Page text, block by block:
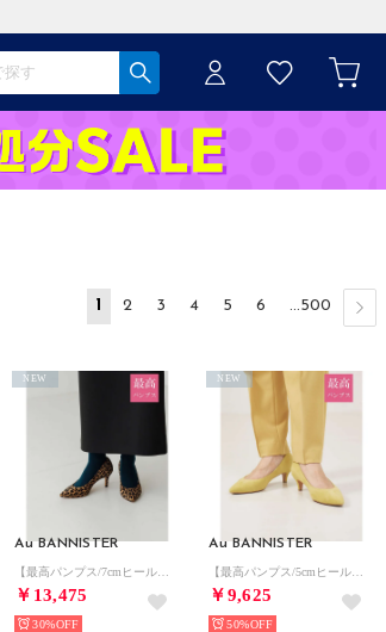
1 2 3 4 5 6 ...500
Au BANNISTER
￥13,475
NEW
30%
Au BANNISTER
￥9,625
NEW
50%